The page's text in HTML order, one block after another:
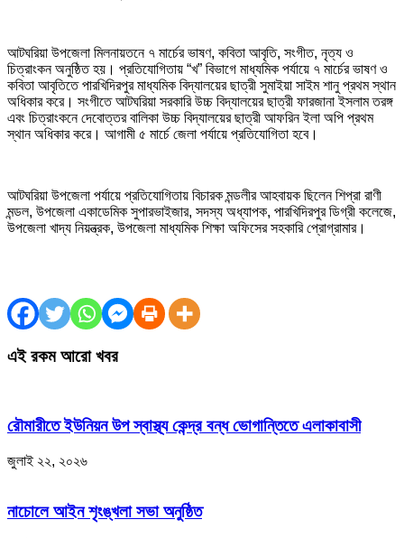
আটঘরিয়া উপজেলা মিলনায়তনে ৭ মার্চের ভাষণ, কবিতা আবৃতি, সংগীত, নৃত্য ও
চিত্রাংকন অনুষ্ঠিত হয়। প্রতিযোগিতায় “খ” বিভাগে মাধ্যমিক পর্যায়ে ৭ মার্চের ভাষণ ও
কবিতা আবৃতিতে পারখিদিরপুর মাধ্যমিক বিদ্যালয়ের ছাত্রী সুমাইয়া সাইম শানু প্রথম স্থান
অধিকার করে। সংগীতে আটঘরিয়া সরকারি উচ্চ বিদ্যালয়ের ছাত্রী ফারজানা ইসলাম তরঙ্গ
এবং চিত্রাংকনে দেবোত্তর বালিকা উচ্চ বিদ্যালয়ের ছাত্রী আফরিন ইলা অপি প্রথম
স্থান অধিকার করে। আগামী ৫ মার্চে জেলা পর্যায়ে প্রতিযোগিতা হবে।
আটঘরিয়া উপজেলা পর্যায়ে প্রতিযোগিতায় বিচারক মন্ডলীর আহবায়ক ছিলেন শিপ্রা রাণী
মন্ডল, উপজেলা একাডেমিক সুপারভাইজার, সদস্য অধ্যাপক, পারখিদিরপুর ডিগ্রী কলেজে,
উপজেলা খাদ্য নিয়ন্ত্রক, উপজেলা মাধ্যমিক শিক্ষা অফিসের সহকারি প্রোগ্রামার।
এই রকম আরো খবর
রৌমারীতে ইউনিয়ন উপ স্বাস্থ্য কেন্দ্র বন্ধ ভোগান্তিতে এলাকাবাসী
জুলাই ২২, ২০২৬
নাচোলে আইন শৃংঙ্খলা সভা অনুষ্ঠিত